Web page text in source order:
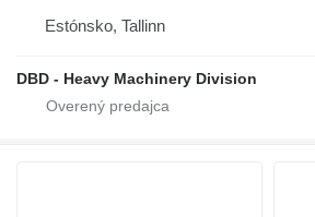
Estónsko, Tallinn
DBD - Heavy Machinery Division